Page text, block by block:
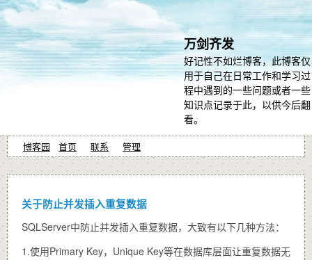
万剑齐发
好记性不如烂博客，此博客仅
用于自己在日常工作和学习过
程中遇到的一些问题或者一些
知识点记录于此，以供今后翻
看。
博客园 首页 联系 管理
关于防止并发插入重复数据
SQLServer中防止并发插入重复数据，大致有以下几种方法：
1.使用Primary Key，Unique Key等在数据库层面让重复数据无